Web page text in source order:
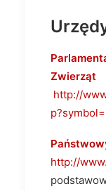
Zwierząt
http://
http://